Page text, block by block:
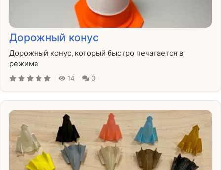
Дорожный конус
Дорожный конус, который быстро печатается в
режиме
14 0